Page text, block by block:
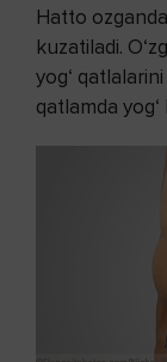
Hatto
kuzatiladi.
yog‘
qatlamda